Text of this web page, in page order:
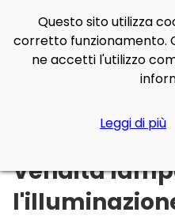
Illuminazione Online
Vendita
Questo sito utilizza
corretto funzionamento.
ne accetti l'utilizzo
Leggi di più